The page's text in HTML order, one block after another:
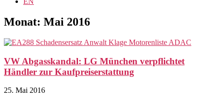
Monat: Mai 2016
VW Abgasskandal: LG München verpflichtet
Händler zur Kaufpreiserstattung
25. Mai 2016